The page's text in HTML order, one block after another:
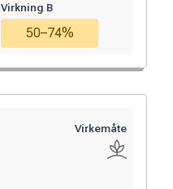
Virkning B
50–74%
Virkemåte